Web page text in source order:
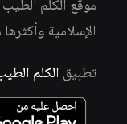
موقع الكلم
الإسلامية
تطبيقالكلم